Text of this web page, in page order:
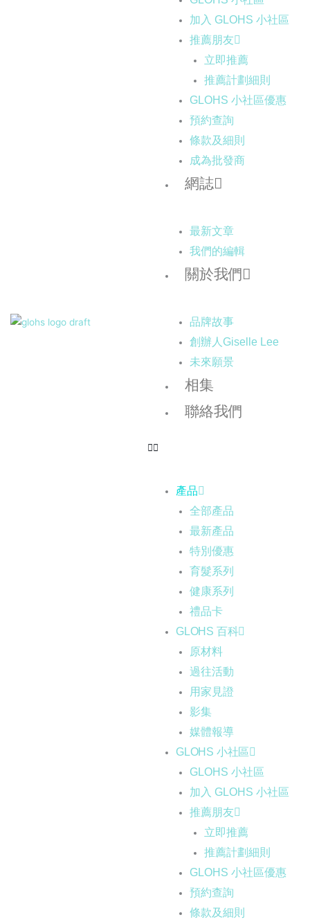
加入 GLOHS 小社區
推薦朋友
立即推薦
推薦計劃細則
GLOHS 小社區優惠
預約查詢
條款及細則
成為批發商
網誌
最新文章
我們的編輯
關於我們
品牌故事
創辦人Giselle Lee
未來願景
相集
聯絡我們
產品
全部產品
最新產品
特別優惠
育髮系列
健康系列
禮品卡
GLOHS 百科
原材料
過往活動
用家見證
影集
媒體報導
GLOHS 小社區
GLOHS 小社區
加入 GLOHS 小社區
推薦朋友
立即推薦
推薦計劃細則
GLOHS 小社區優惠
預約查詢
條款及細則